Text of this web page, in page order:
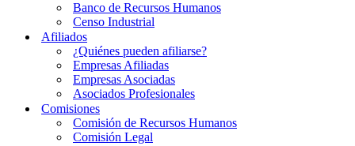
Banco de Recursos Humanos
Censo Industrial
Afiliados
¿Quiénes pueden afiliarse?
Empresas Afiliadas
Empresas Asociadas
Asociados Profesionales
Comisiones
Comisión de Recursos Humanos
Comisión Legal